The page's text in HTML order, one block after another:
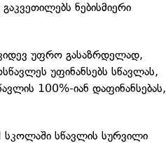
ნებისმიერი
უფრო გასაზრდელად,
უფინანსებს სწავლას,
100%-იან დაფინანსებას,
სკოლაში სწავლის სურვილი